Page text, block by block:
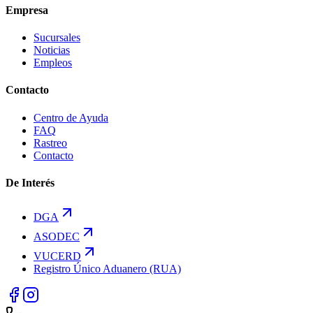
Empresa
Sucursales
Noticias
Empleos
Contacto
Centro de Ayuda
FAQ
Rastreo
Contacto
De Interés
DGA
ASODEC
VUCERD
Registro Único Aduanero (RUA)